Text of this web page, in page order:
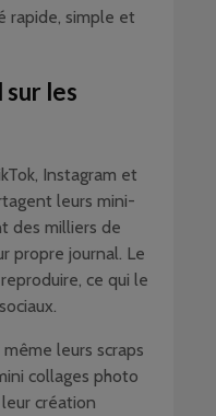
rapide, simple et
sur les
Instagram et
leurs mini-
des milliers de
propre journal. Le
ce qui le
leurs scraps
collages photo
création